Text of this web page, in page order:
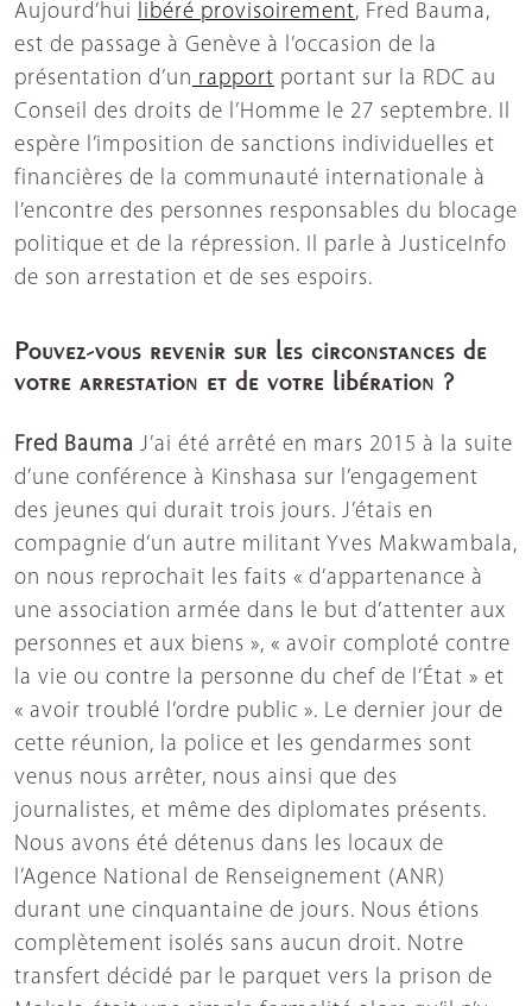
Aujourd’hui libéré provisoirement, Fred Bauma,
est de passage à Genève à l’occasion de la
présentation d’un rapport portant sur la RDC au
Conseil des droits de l’Homme le 27 septembre. Il
espère l’imposition de sanctions individuelles et
financières de la communauté internationale à
l’encontre des personnes responsables du blocage
politique et de la répression. Il parle à JusticeInfo
de son arrestation et de ses espoirs.
Pouvez-vous revenir sur les circonstances de
votre arrestation et de votre libération ?
Fred Bauma J’ai été arrêté en mars 2015 à la suite
d’une conférence à Kinshasa sur l’engagement
des jeunes qui durait trois jours. J’étais en
compagnie d’un autre militant Yves Makwambala,
on nous reprochait les faits « d’appartenance à
une association armée dans le but d’attenter aux
personnes et aux biens », « avoir comploté contre
la vie ou contre la personne du chef de l’État » et
« avoir troublé l’ordre public ». Le dernier jour de
cette réunion, la police et les gendarmes sont
venus nous arrêter, nous ainsi que des
journalistes, et même des diplomates présents.
Nous avons été détenus dans les locaux de
l’Agence National de Renseignement (ANR)
durant une cinquantaine de jours. Nous étions
complètement isolés sans aucun droit. Notre
transfert décidé par le parquet vers la prison de